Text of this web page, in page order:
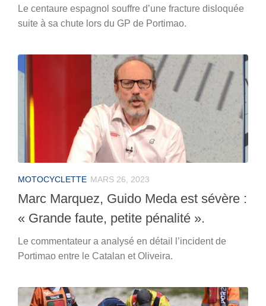
Le centaure espagnol souffre d’une fracture disloquée
suite à sa chute lors du GP de Portimao.
MOTOCYCLETTE MARS 26, 2023
Marc Marquez, Guido Meda est sévère :
« Grande faute, petite pénalité ».
Le commentateur a analysé en détail l’incident de
Portimao entre le Catalan et Oliveira.